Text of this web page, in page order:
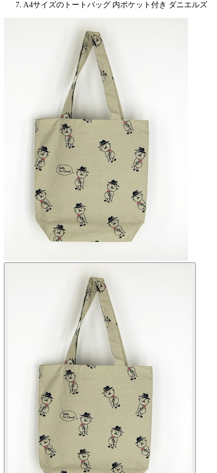
A4サイズのトートバッグ 内ポケット付き ダニエルズ